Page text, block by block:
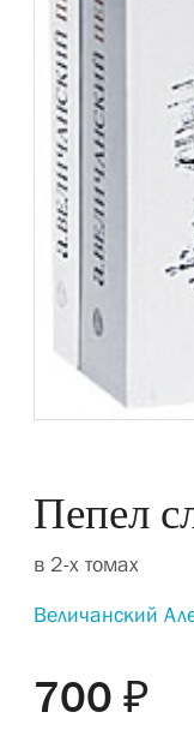
Пепел
в 2-х томах
Величанский
700 ₽